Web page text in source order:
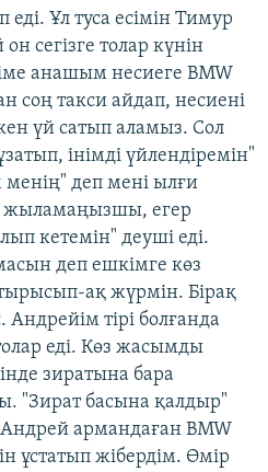
Ұл туса есімін Тимур
сегізге толар күнін
анашым несиеге BMW
соң такси айдап, несиені
үй сатып аламыз. Сол
інімді үйлендіремін"
деп мені ылғи
жыламаңызшы, егер
кетемін" деуші еді.
деп ешкімге көз
ақ жүрмін. Бірақ
тірі болғанда
еді. Көз жасымды
зиратына бара
"Зират басына қалдыр"
армандаған BMW
ұстатып жібердім. Өмір